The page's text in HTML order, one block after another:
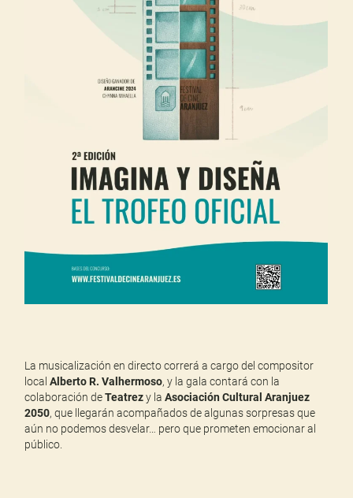
La musicalización en directo correrá a cargo del compositor
localAlberto R. Valhermoso, y la gala contará con la
colaboración deTeatrezy laAsociación Cultural Aranjuez
2050, que llegarán acompañados de algunas sorpresas que
aún no podemos desvelar… pero que prometen emocionar al
público.